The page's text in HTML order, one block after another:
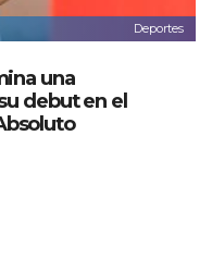
Deportes
una
debut en el